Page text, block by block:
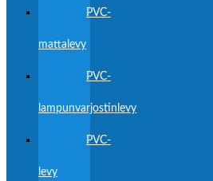
PVC-
mattalevy
PVC-
lampunvarjostinlevy
PVC-
levy